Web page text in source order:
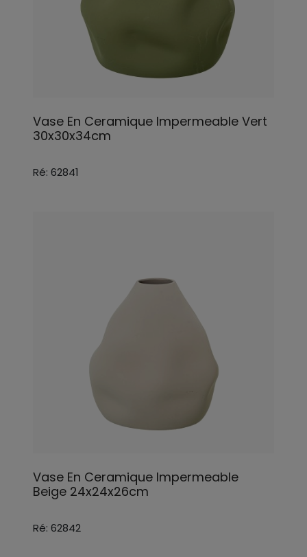
Vase En Ceramique Impermeable Vert
30x30x34cm
Ré: 62841
Vase En Ceramique Impermeable
Beige 24x24x26cm
Ré: 62842